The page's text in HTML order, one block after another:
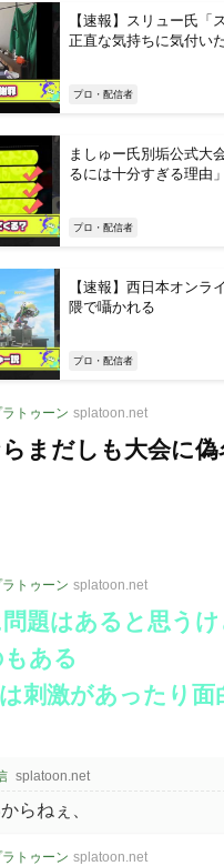
【速報】スリュー氏
正直な気持ちに気付い
プロ・配信者
ましゅー氏別垢公式大
るには十分すぎる理由」
プロ・配信者
【速報】西日本オン
隈で囁かれる
プロ・配信者
トゥーン splatoon.net
まだしも大会に
トゥーン splatoon.net
題はあると思う
ある
刺激があったり
splatoon.net
らねぇ、
トゥーン splatoon.net